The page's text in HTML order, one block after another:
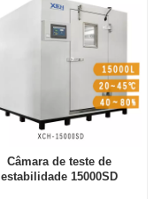
Câmara de teste de
estabilidade 15000SD